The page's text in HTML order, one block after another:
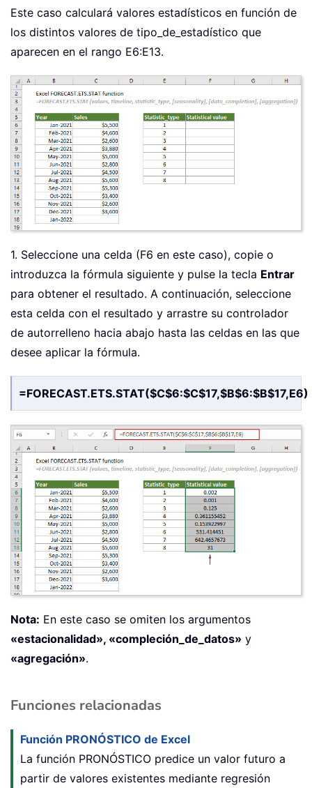
Este caso calculará valores estadísticos en función de
los distintos valores de tipo_de_estadístico que
aparecen en el rango E6:E13.
1. Seleccione una celda (F6 en este caso), copie o
introduzca la fórmula siguiente y pulse la tecla Entrar
para obtener el resultado. A continuación, seleccione
esta celda con el resultado y arrastre su controlador
de autorrelleno hacia abajo hasta las celdas en las que
desee aplicar la fórmula.
=FORECAST.ETS.STAT($C$6:$C$17,$B$6:$B$17,E6)
Nota: En este caso se omiten los argumentos
«estacionalidad», «compleción_de_datos» y
«agregación».
Funciones relacionadas
Función PRONÓSTICO de Excel
La función PRONÓSTICO predice un valor futuro a
partir de valores existentes mediante regresión